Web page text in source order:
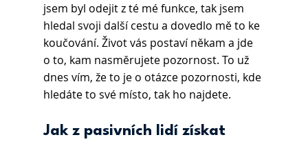
jsem byl odejit z té mé funkce, tak jsem
hledal svoji další cestu a dovedlo mě to ke
koučování. Život vás postaví někam a jde
o to, kam nasměrujete pozornost. To už
dnes vím, že to je o otázce pozornosti, kde
hledáte to své místo, tak ho najdete.
Jak z pasivních lidí získat